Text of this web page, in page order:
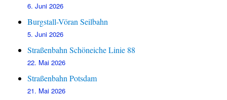
6. Juni 2026
Burgstall-Vöran Seilbahn
5. Juni 2026
Straßenbahn Schöneiche Linie 88
22. Mai 2026
Straßenbahn Potsdam
21. Mai 2026